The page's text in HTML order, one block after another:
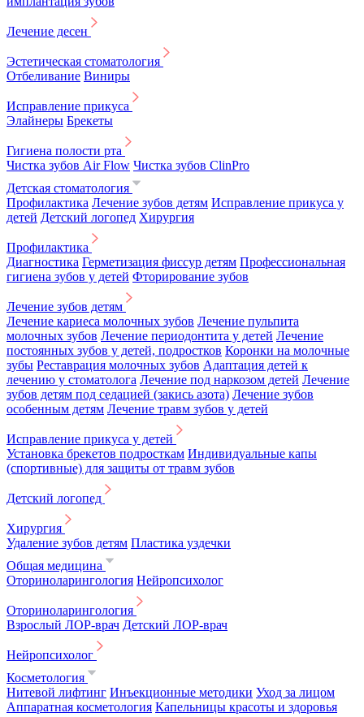
Лечение десен
Эстетическая стоматология
Отбеливание Виниры
Исправление прикуса
Элайнеры Брекеты
Гигиена полости рта
Чистка зубов Air Flow Чистка зубов ClinPro
Детская стоматология
Профилактика Лечение зубов детям Исправление прикуса у
детей Детский логопед Хирургия
Профилактика
Диагностика Герметизация фиссур детям Профессиональная
гигиена зубов у детей Фторирование зубов
Лечение зубов детям
Лечение кариеса молочных зубов Лечение пульпита
молочных зубов Лечение периодонтита у детей Лечение
постоянных зубов у детей, подростков Коронки на молочные
зубы Реставрация молочных зубов Адаптация детей к
лечению у стоматолога Лечение под наркозом детей Лечение
зубов детям под седацией (закись азота) Лечение зубов
особенным детям Лечение травм зубов у детей
Исправление прикуса у детей
Установка брекетов подросткам Индивидуальные капы
(спортивные) для защиты от травм зубов
Детский логопед
Хирургия
Удаление зубов детям Пластика уздечки
Общая медицина
Оториноларингология Нейропсихолог
Оториноларингология
Взрослый ЛОР-врач Детский ЛОР-врач
Нейропсихолог
Косметология
Нитевой лифтинг Инъекционные методики Уход за лицом
Аппаратная косметология Капельницы красоты и здоровья